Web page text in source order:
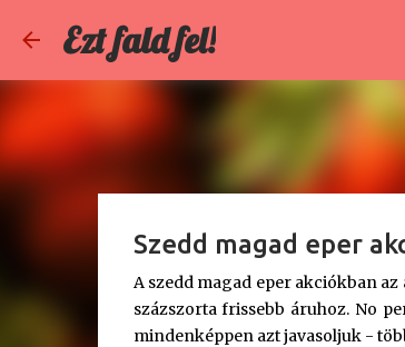
Ezt fald fel!
Szedd magad eper
A szedd magad eper akciókban
százszorta frissebb áruhoz. No
mindenképpen azt javasoljuk -